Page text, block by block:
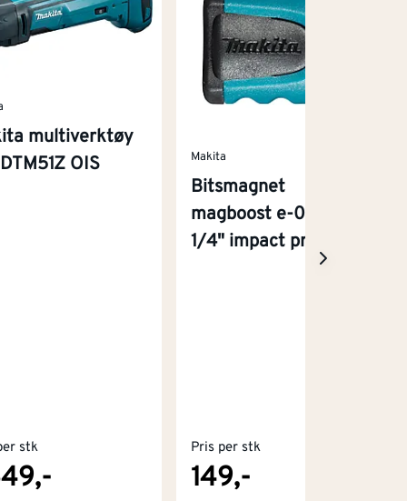
multiverktøy
OIS
stk
Makita
Bitsmagnet
magboost e-03442
1/4" impact premier
Pris per stk
149,-